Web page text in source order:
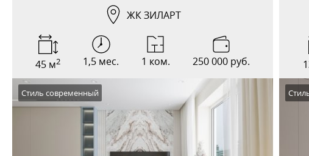
ЖК ЗИЛАРТ
45 м2 1,5 мес. 1 ком. 250 000 руб.
Стиль современный